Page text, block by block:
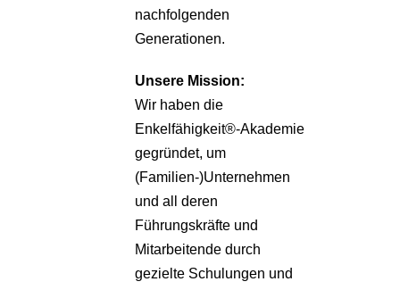
nachfolgenden
Generationen.
Unsere Mission:
Wir haben die
Enkelfähigkeit®-Akademie
gegründet, um
(Familien-)Unternehmen
und all deren
Führungskräfte und
Mitarbeitende durch
gezielte Schulungen und